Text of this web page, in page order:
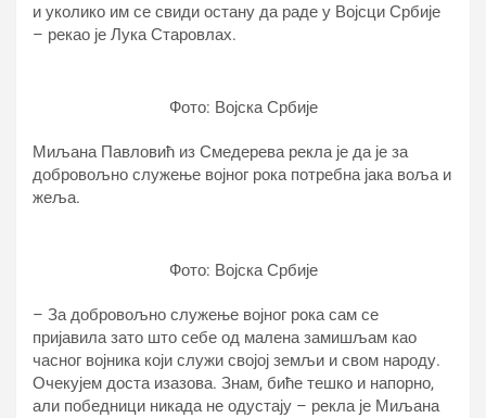
и уколико им се свиди остану да раде у Војсци Србије
– рекао је Лука Старовлах.
Фото: Војска Србије
Миљана Павловић из Смедерева рекла је да је за
добровољно служење војног рока потребна јака воља и
жеља.
Фото: Војска Србије
– За добровољно служење војног рока сам се
пријавила зато што себе од малена замишљам као
часног војника који служи својој земљи и свом народу.
Очекујем доста изазова. Знам, биће тешко и напорно,
али победници никада не одустају – рекла је Миљана